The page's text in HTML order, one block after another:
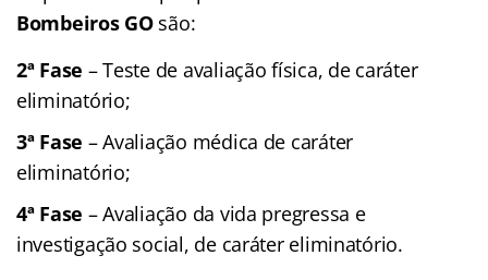
Bombeiros GOsão:
2ª Fase – Teste de avaliação física, de caráter
eliminatório;
3ª Fase – Avaliação médica de caráter
eliminatório;
4ª Fase – Avaliação da vida pregressa e
investigação social, de caráter eliminatório.